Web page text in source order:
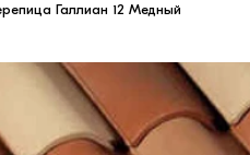
Галлиан 12 Медный